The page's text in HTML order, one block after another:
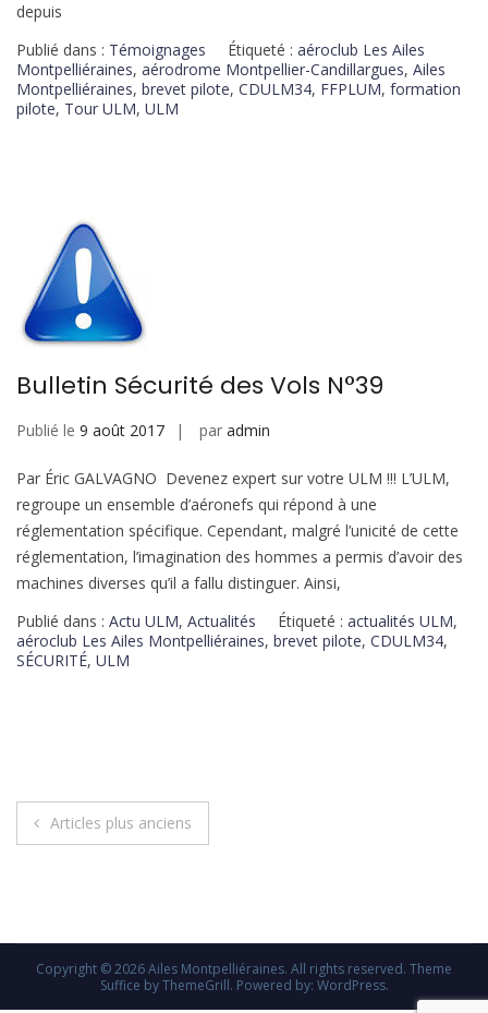
depuis
Publié dans : Témoignages Étiqueté : aéroclub Les Ailes
Montpelliéraines, aérodrome Montpellier-Candillargues, Ailes
Montpelliéraines, brevet pilote, CDULM34, FFPLUM, formation
pilote, Tour ULM, ULM
Bulletin Sécurité des Vols N°39
Publié le 9 août 2017 par admin
Par Éric GALVAGNO Devenez expert sur votre ULM !!! L’ULM,
regroupe un ensemble d’aéronefs qui répond à une
réglementation spécifique. Cependant, malgré l’unicité de cette
réglementation, l’imagination des hommes a permis d’avoir des
machines diverses qu’il a fallu distinguer. Ainsi,
Publié dans : Actu ULM, Actualités Étiqueté : actualités ULM,
aéroclub Les Ailes Montpelliéraines, brevet pilote, CDULM34,
SÉCURITÉ, ULM
Articles plus anciens
Copyright © 2026Ailes Montpelliéraines. All rights reserved. Theme
Suffice by ThemeGrill. Powered by: WordPress.